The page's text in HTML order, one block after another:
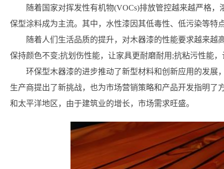
随着国家对挥发性有机物(VOCs)排放管控越来越严格
保型涂料成为主流。其中，水性漆因其低毒性、低污染等特
随着人们生活品质的提升，对木器漆的性能要求越来
保持颜色不变;抗划伤性能，让家具更耐磨耐用;抗粘污性能
环保型木器漆的进步推动了新型材料和创新应用的发展
生产商提出了新挑战，也为市场营销策略和产品开发指明
和太平洋地区，由于建筑业的增长，市场需求旺盛。